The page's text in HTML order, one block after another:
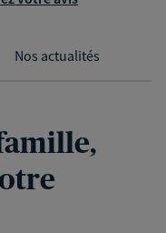
Nos actualités